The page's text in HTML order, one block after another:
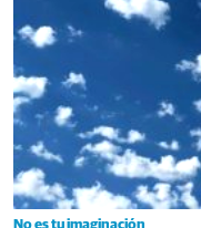
No es tu imaginación